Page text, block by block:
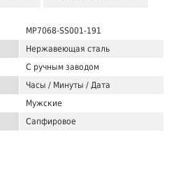
MP7068-SS001-191
Нержавеющая сталь
С ручным заводом
Часы / Минуты / Дата
Мужские
Сапфировое